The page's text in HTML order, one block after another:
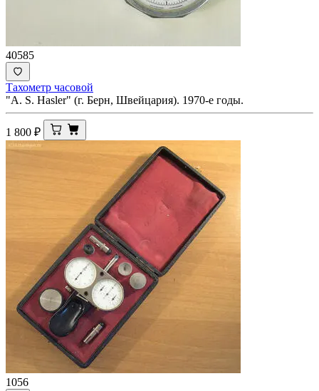
40585
Тахометр часовой
"A. S. Hasler" (г. Берн, Швейцария). 1970-е годы.
1 800 ₽
1056